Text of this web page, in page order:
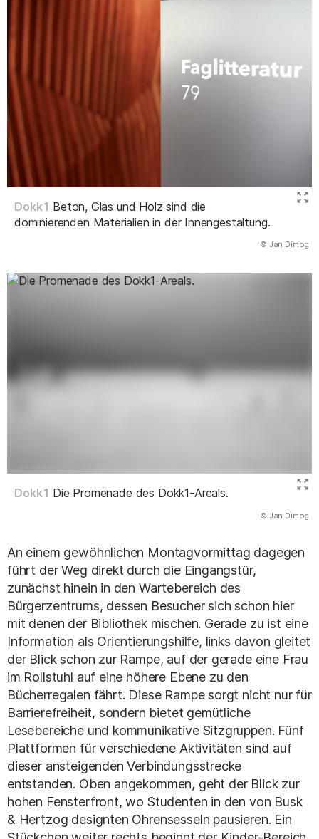
Dokk1 Beton, Glas und Holz sind die
dominierenden Materialien in der Innengestaltung.
© Jan Dimog
Dokk1 Die Promenade des Dokk1-Areals.
© Jan Dimog
An einem gewöhnlichen Montagvormittag dagegen
führt der Weg direkt durch die Eingangstür,
zunächst hinein in den Wartebereich des
Bürgerzentrums, dessen Besucher sich schon hier
mit denen der Bibliothek mischen. Gerade zu ist eine
Information als Orientierungshilfe, links davon gleitet
der Blick schon zur Rampe, auf der gerade eine Frau
im Rollstuhl auf eine höhere Ebene zu den
Bücherregalen fährt. Diese Rampe sorgt nicht nur für
Barrierefreiheit, sondern bietet gemütliche
Lesebereiche und kommunikative Sitzgruppen. Fünf
Plattformen für verschiedene Aktivitäten sind auf
dieser ansteigenden Verbindungsstrecke
entstanden. Oben angekommen, geht der Blick zur
hohen Fensterfront, wo Studenten in den von Busk
& Hertzog designten Ohrensesseln pausieren. Ein